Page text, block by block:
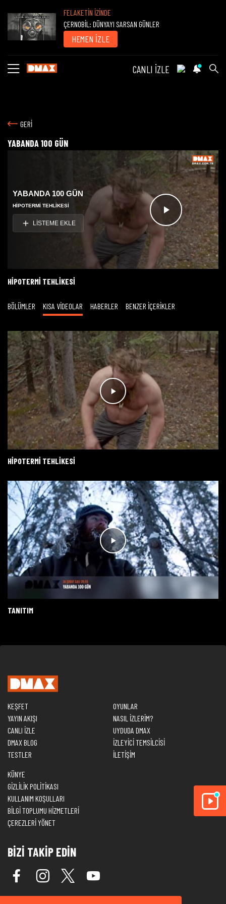
FELAKETİN İZİNDE
ÇERNOBİL: DÜNYAYI SARSAN GÜNLER
HEMEN İZLE
CANLI İZLE
GERİ
YABANDA 100 GÜN
Videoyu
Oynat
YABANDA 100 GÜN
HIPOTERMI TEHLIKESI
LİSTEME EKLE
HIPOTERMI TEHLIKESI
BÖLÜMLER KISA VİDEOLAR HABERLER BENZER İÇERİKLER
HIPOTERMI TEHLIKESI
TANITIM
KEŞFET
YAYIN AKIŞI
CANLI İZLE
DMAX BLOG
TESTLER
OYUNLAR
NASIL İZLERİM?
UYDUDA DMAX
İZLEYİCİ TEMSİLCİSİ
İLETİŞİM
KÜNYE
GİZLİLİK POLİTİKASI
KULLANIM KOŞULLARI
BİLGİ TOPLUMU HİZMETLERİ
ÇEREZLERİ YÖNET
BİZİ TAKİP EDİN